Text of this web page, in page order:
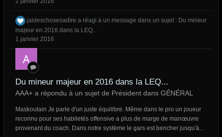
jaideschosesadire a réagi à un message dans un sujet : Du mineur
majeur en 2016 dans la LEQ...
1 janvier 2016
Du mineur majeur en 2016 dans la LEQ...
AAA+ a répondu à un sujet de Président dans GÉNÉRAL
Maskoutain Je parle d'un juste équilibre. Même dans le pro un joueur
reconnu pour ses habiletés offensive a plus de marge de manœuvre
provenant du coach. Dans notre système le gars est bencher jusqu'à...